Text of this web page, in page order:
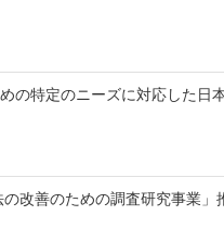
特定のニーズに対応した日
改善のための調査研究事業」